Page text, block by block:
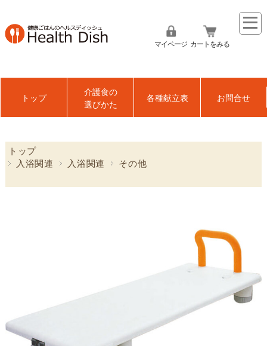
マイページ カートをみる
トップ
介護食の
選びかた
各種献立表 お問合せ
トップ
入浴関連
入浴関連 その他